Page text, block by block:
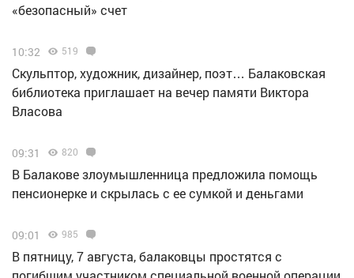
«безопасный» счет
10:32 519
Скульптор, художник, дизайнер, поэт… Балаковская
библиотека приглашает на вечер памяти Виктора
Власова
09:31 820
В Балакове злоумышленница предложила помощь
пенсионерке и скрылась с ее сумкой и деньгами
09:01 985
В пятницу, 7 августа, балаковцы простятся с